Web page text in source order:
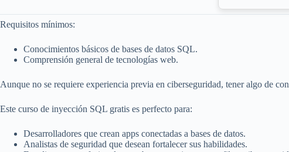
Requisitos mínimos:
Conocimientos básicos de bases de datos SQL.
Comprensión general de tecnologías web.
Aunque no se requiere experiencia previa en ciberseguridad, tener algo de
Este curso de inyección SQL gratis es perfecto para:
Desarrolladores que crean apps conectadas a bases de datos.
Analistas de seguridad que desean fortalecer sus habilidades.